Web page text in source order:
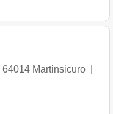
64014 Martinsicuro